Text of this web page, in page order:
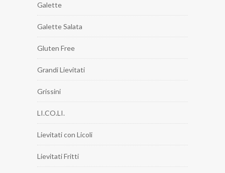
Galette
Galette Salata
Gluten Free
Grandi Lievitati
Grissini
LI.CO.LI.
Lievitati con Licoli
Lievitati Fritti